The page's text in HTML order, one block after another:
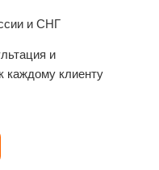
и СНГ
и
каждому клиенту